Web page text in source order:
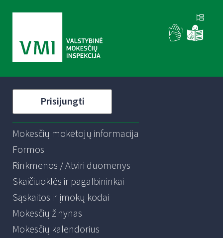
Prisijungti
Mokesčių mokėtojų informacija
Formos
Rinkmenos / Atviri duomenys
Skaičiuoklės ir pagalbininkai
Sąskaitos ir įmokų kodai
Mokesčių žinynas
Mokesčių kalendorius